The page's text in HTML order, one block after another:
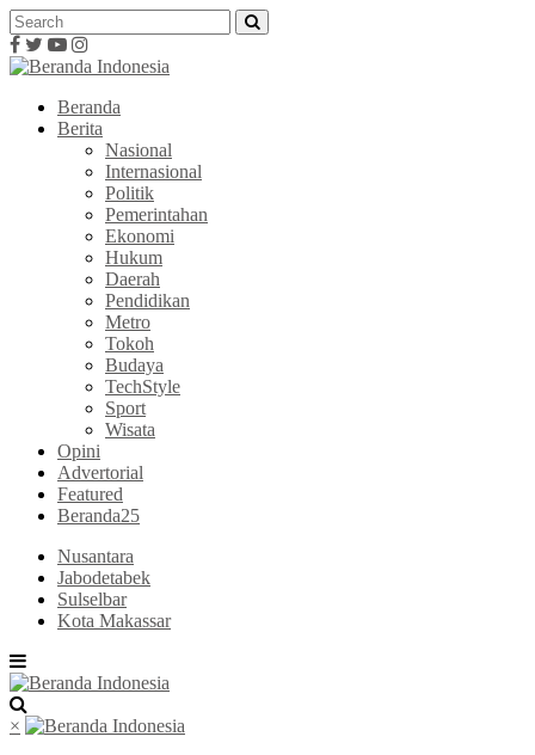
Beranda
Berita
Nasional
Internasional
Politik
Pemerintahan
Ekonomi
Hukum
Daerah
Pendidikan
Metro
Tokoh
Budaya
TechStyle
Sport
Wisata
Opini
Advertorial
Featured
Beranda25
Nusantara
Jabodetabek
Sulselbar
Kota Makassar
×